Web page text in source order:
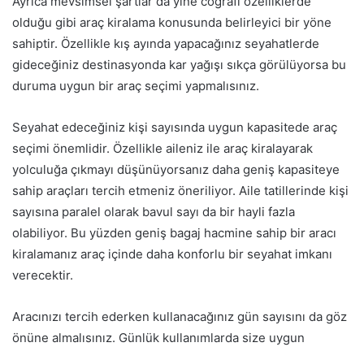
olduğu gibi araç kiralama konusunda belirleyici bir yöne
sahiptir. Özellikle kış ayında yapacağınız seyahatlerde
gideceğiniz destinasyonda kar yağışı sıkça görülüyorsa bu
duruma uygun bir araç seçimi yapmalısınız.
Seyahat edeceğiniz kişi sayısında uygun kapasitede araç
seçimi önemlidir. Özellikle aileniz ile araç kiralayarak
yolculuğa çıkmayı düşünüyorsanız daha geniş kapasiteye
sahip araçları tercih etmeniz öneriliyor. Aile tatillerinde kişi
sayısına paralel olarak bavul sayı da bir hayli fazla
olabiliyor. Bu yüzden geniş bagaj hacmine sahip bir aracı
kiralamanız araç içinde daha konforlu bir seyahat imkanı
verecektir.
Aracınızı tercih ederken kullanacağınız gün sayısını da göz
önüne almalısınız. Günlük kullanımlarda size uygun